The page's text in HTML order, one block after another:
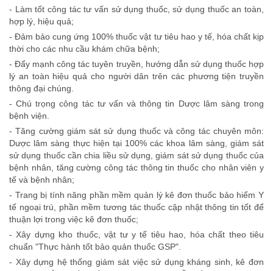
- Làm tốt công tác tư vấn sử dụng thuốc, sử dụng thuốc an toàn,
hợp lý, hiệu quả;
- Đảm bảo cung ứng 100% thuốc vật tư tiêu hao y tế, hóa chất kịp
thời cho các nhu cầu khám chữa bệnh;
- Đẩy mạnh công tác tuyên truyền, hướng dẫn sử dụng thuốc hợp
lý an toàn hiệu quả cho người dân trên các phương tiện truyền
thông đại chúng.
- Chú trọng công tác tư vấn và thông tin Dược lâm sàng trong
bệnh viện.
- Tăng cường giám sát sử dụng thuốc và công tác chuyên môn:
Dược lâm sàng thực hiện tại 100% các khoa lâm sàng, giám sát
sử dụng thuốc cần chia liều sử dụng, giám sát sử dụng thuốc của
bệnh nhân, tăng cường công tác thông tin thuốc cho nhân viên y
tế và bệnh nhân;
- Trang bị tính năng phần mềm quản lý kê đơn thuốc bảo hiểm Y
tế ngoại trú, phần mềm tương tác thuốc cập nhật thông tin tốt để
thuận lợi trong việc kê đơn thuốc;
- Xây dựng kho thuốc, vật tư y tế tiêu hao, hóa chất theo tiêu
chuẩn "Thực hành tốt bảo quản thuốc GSP".
- Xây dựng hệ thống giám sát việc sử dụng kháng sinh, kê đơn